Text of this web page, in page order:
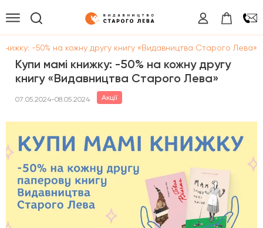
-50% на кожну другу книгу «Видавництва Старого Лева»
Купи мамі книжку: -50% на кожну другу
книгу «Видавництва Старого Лева»
07.05.2024-08.05.2024 Акції